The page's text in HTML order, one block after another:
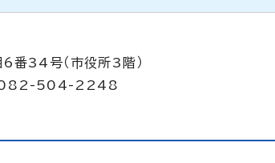
34号（市役所3階）
082-504-2248